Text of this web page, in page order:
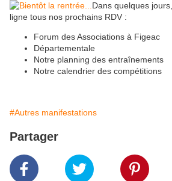
Dans quelques
ligne tous nos prochains RDV :
Forum des Associations à Figeac
Départementale
Notre planning des entraînements
Notre calendrier des compétitions
#Autres manifestations
Partager